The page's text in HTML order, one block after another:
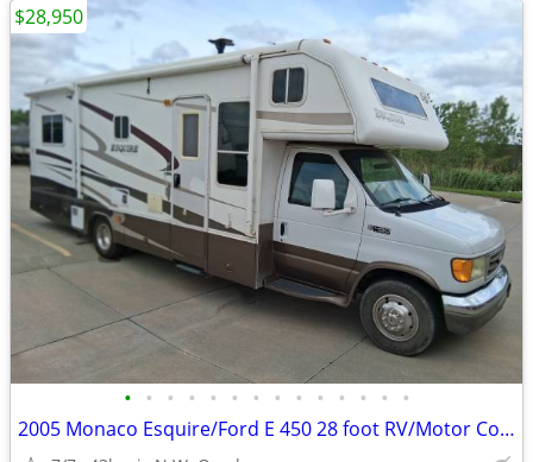
• • • • • • • • • • • • • •
2005 Monaco Esquire/Ford E 450 28 foot RV/Motor Coach
$28,950